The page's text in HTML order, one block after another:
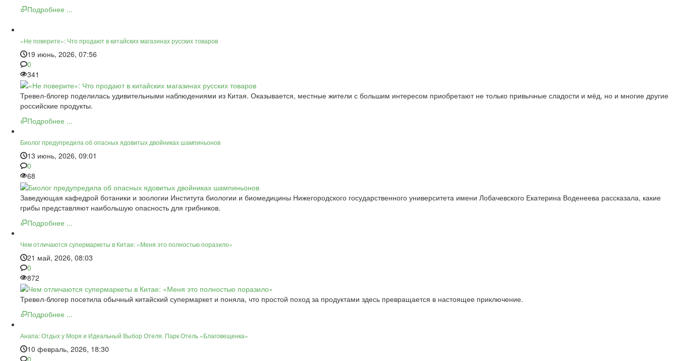
Подробнее ...
«Не поверите»: Что продают в китайских магазинах русских товаров
19 июнь, 2026, 07:56
0
341
Тревел-блогер поделилась удивительными наблюдениями из Китая. Оказывается, местные жители с большим интересом приобретают не только привычные сладости и мёд, но и многие другие
российские продукты.
Подробнее ...
Биолог предупредила об опасных ядовитых двойниках шампиньонов
13 июнь, 2026, 09:01
0
68
Заведующая кафедрой ботаники и зоологии Института биологии и биомедицины Нижегородского государственного университета имени Лобачевского Екатерина Воденеева рассказала, какие
грибы представляют наибольшую опасность для грибников.
Подробнее ...
Чем отличаются супермаркеты в Китае: «Меня это полностью поразило»
21 май, 2026, 08:03
0
872
Тревел-блогер посетила обычный китайский супермаркет и поняла, что простой поход за продуктами здесь превращается в настоящее приключение.
Подробнее ...
Анапа: Отдых у Моря и Идеальный Выбор Отеля. Парк Отель «Благовещенка»
10 февраль, 2026, 18:30